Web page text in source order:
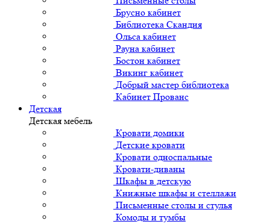
Брусно кабинет
Библиотека Скандия
Ольса кабинет
Рауна кабинет
Бостон кабинет
Викинг кабинет
Добрый мастер библиотека
Кабинет Прованс
Детская
Детская мебель
Кровати домики
Детские кровати
Кровати односпальные
Кровати-диваны
Шкафы в детскую
Книжные шкафы и стеллажи
Письменные столы и стулья
Комоды и тумбы